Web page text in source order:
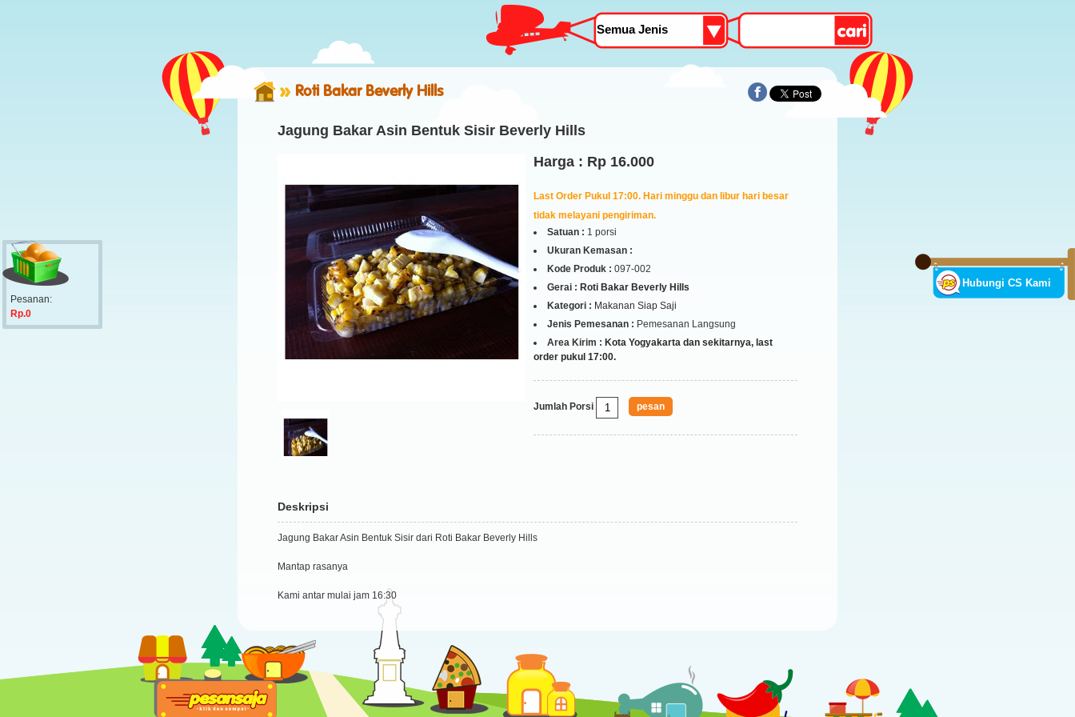
Hubungi CS Kami
Pesanan:
Rp.0
Roti Bakar Beverly Hills
Jagung Bakar Asin Bentuk Sisir Beverly Hills
Harga : Rp 16.000
Last Order Pukul 17:00. Hari minggu dan libur hari besar
tidak melayani pengiriman.
Satuan : 1 porsi
Ukuran Kemasan :
Kode Produk : 097-002
Gerai : Roti Bakar Beverly Hills
Kategori : Makanan Siap Saji
Jenis Pemesanan : Pemesanan Langsung
Area Kirim : Kota Yogyakarta dan sekitarnya, last
order pukul 17:00.
Jumlah Porsi
Deskripsi
Jagung Bakar Asin Bentuk Sisir dari Roti Bakar Beverly Hills
Mantap rasanya
Kami antar mulai jam 16:30